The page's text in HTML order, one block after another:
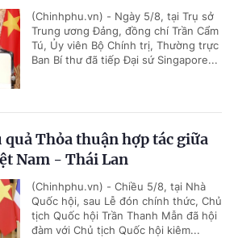
(Chinhphu.vn) - Ngày 5/8, tại Trụ sở
Trung ương Đảng, đồng chí Trần Cẩm
Tú, Ủy viên Bộ Chính trị, Thường trực
Ban Bí thư đã tiếp Đại sứ Singapore...
Thỏa thuận hợp tác giữa
Nam - Thái Lan
(Chinhphu.vn) - Chiều 5/8, tại Nhà
Quốc hội, sau Lễ đón chính thức, Chủ
tịch Quốc hội Trần Thanh Mẫn đã hội
đàm với Chủ tịch Quốc hội kiêm...